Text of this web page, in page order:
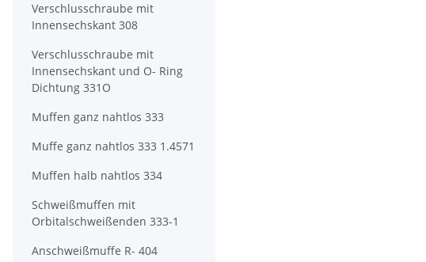
Verschlusschraube mit
Innensechskant 308
Verschlusschraube mit
Innensechskant und O- Ring
Dichtung 331O
Muffen ganz nahtlos 333
Muffe ganz nahtlos 333 1.4571
Muffen halb nahtlos 334
Schweißmuffen mit
Orbitalschweißenden 333-1
Anschweißmuffe R- 404